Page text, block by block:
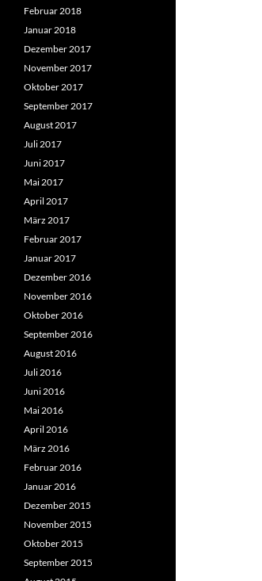
Februar 2018
Januar 2018
Dezember 2017
November 2017
Oktober 2017
September 2017
August 2017
Juli 2017
Juni 2017
Mai 2017
April 2017
März 2017
Februar 2017
Januar 2017
Dezember 2016
November 2016
Oktober 2016
September 2016
August 2016
Juli 2016
Juni 2016
Mai 2016
April 2016
März 2016
Februar 2016
Januar 2016
Dezember 2015
November 2015
Oktober 2015
September 2015